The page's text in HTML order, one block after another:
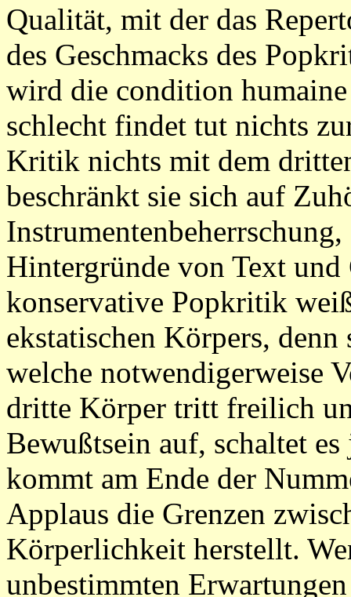
Qualität, mit der das
des Geschmacks des
wird die condition
schlecht findet tut nichts
Kritik nichts mit dem
beschränkt sie sich auf
Hintergründe von Text
konservative Popkritik
ekstatischen Körpers,
welche notwendigerweise
dritte Körper tritt freilich
Bewußtsein auf, schaltet
kommt am Ende der
Applaus die Grenzen
Körperlichkeit herstellt.
unbestimmten